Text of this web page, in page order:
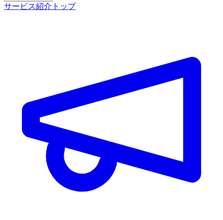
サービス紹介トップ